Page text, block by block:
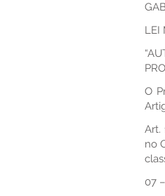
LEI
O
Art.
no
07